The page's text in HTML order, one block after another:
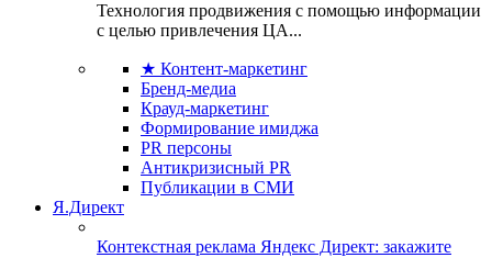
Технология продвижения с помощью информации
с целью привлечения ЦА...
★ Контент-маркетинг
Бренд-медиа
Крауд-маркетинг
Формирование имиджа
PR персоны
Антикризисный PR
Публикации в СМИ
Я.Директ
Контекстная реклама Яндекс Директ: закажите